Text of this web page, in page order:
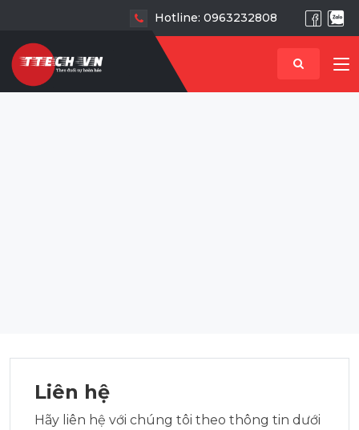
Hotline: 0963232808
Liên hệ
Hãy liên hệ với chúng tôi theo thông tin dưới